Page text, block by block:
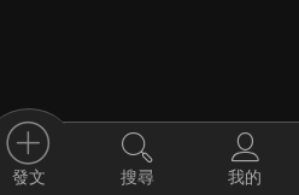
發文 搜尋 我的